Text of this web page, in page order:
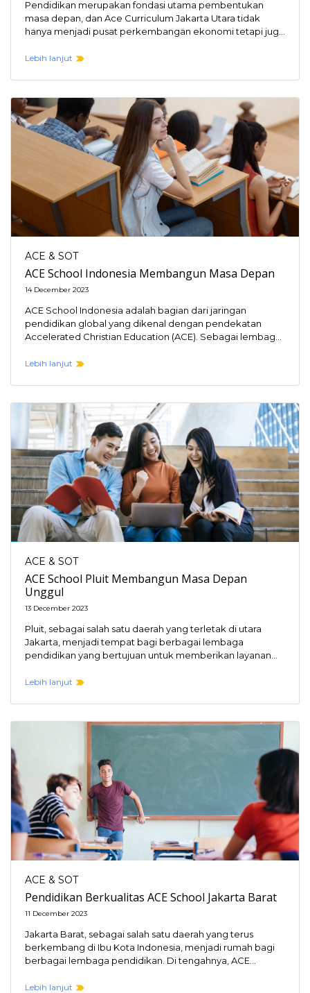
Pendidikan merupakan fondasi utama pembentukan
masa depan, dan Ace Curriculum Jakarta Utara tidak
hanya menjadi pusat perkembangan ekonomi tetapi juga
Lebih lanjut
ACE & SOT
ACE School Indonesia Membangun Masa Depan
14 December 2023
ACE School Indonesia adalah bagian dari jaringan
pendidikan global yang dikenal dengan pendekatan
Accelerated Christian Education (ACE). Sebagai lembaga
Lebih lanjut
ACE & SOT
ACE School Pluit Membangun Masa Depan
Unggul
13 December 2023
Pluit, sebagai salah satu daerah yang terletak di utara
Jakarta, menjadi tempat bagi berbagai lembaga
pendidikan yang bertujuan untuk memberikan layanan
Lebih lanjut
ACE & SOT
Pendidikan Berkualitas ACE School Jakarta Barat
11 December 2023
Jakarta Barat, sebagai salah satu daerah yang terus
berkembang di Ibu Kota Indonesia, menjadi rumah bagi
berbagai lembaga pendidikan. Di tengahnya, ACE
Lebih lanjut